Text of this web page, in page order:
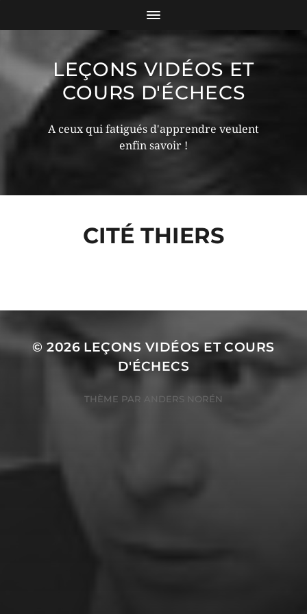
LEÇONS VIDÉOS ET
COURS D'ÉCHECS
A ceux qui fatigués d'apprendre veulent
enfin savoir !
CITÉ THIERS
© 2026 LEÇONS VIDÉOS ET COURS
D'ÉCHECS
THÈME PAR ANDERS NORÉN